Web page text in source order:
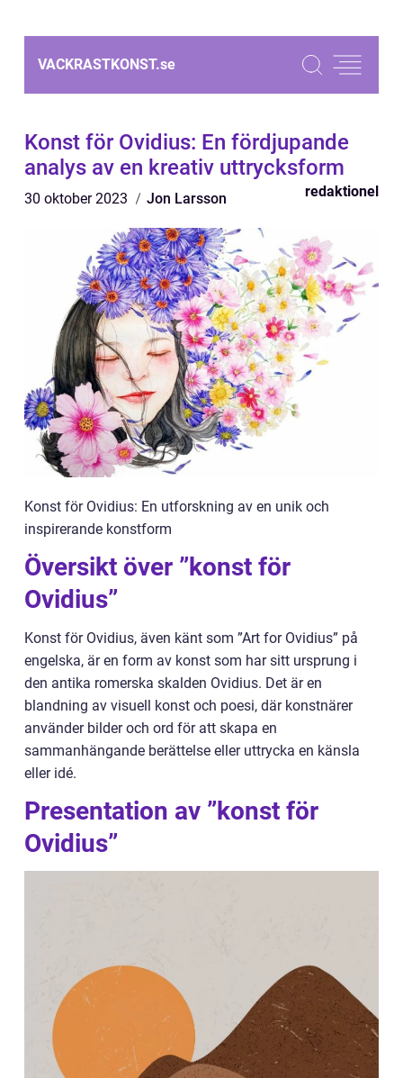
VACKRASTKONST.se
Konst för Ovidius: En fördjupande
analys av en kreativ uttrycksform
30 oktober 2023 Jon Larsson redaktionel
Konst för Ovidius: En utforskning av en unik och
inspirerande konstform
Översikt över ”konst för
Ovidius”
Konst för Ovidius, även känt som ”Art for Ovidius” på
engelska, är en form av konst som har sitt ursprung i
den antika romerska skalden Ovidius. Det är en
blandning av visuell konst och poesi, där konstnärer
använder bilder och ord för att skapa en
sammanhängande berättelse eller uttrycka en känsla
eller idé.
Presentation av ”konst för
Ovidius”